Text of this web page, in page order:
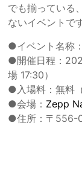
でも揃っている
ないイベントです
●イベント名称
●開催日程：
場 17:30）
●入場料：無料
●会場： Zepp
●住所：〒556-